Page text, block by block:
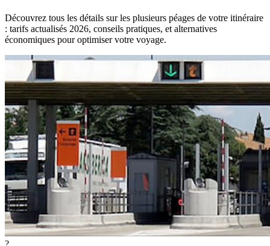
Découvrez tous les détails sur les plusieurs péages de votre itinéraire
: tarifs actualisés 2026, conseils pratiques, et alternatives
économiques pour optimiser votre voyage.
?